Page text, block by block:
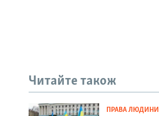
Читайте також
ПРАВА ЛЮДИНИ